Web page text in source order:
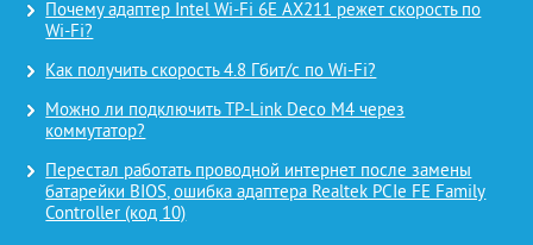
Почему адаптер Intel Wi-Fi 6E AX211 режет скорость по
Wi-Fi?
Как получить скорость 4.8 Гбит/с по Wi-Fi?
Можно ли подключить TP-Link Deco M4 через
коммутатор?
Перестал работать проводной интернет после замены
батарейки BIOS, ошибка адаптера Realtek PCIe FE Family
Controller (код 10)